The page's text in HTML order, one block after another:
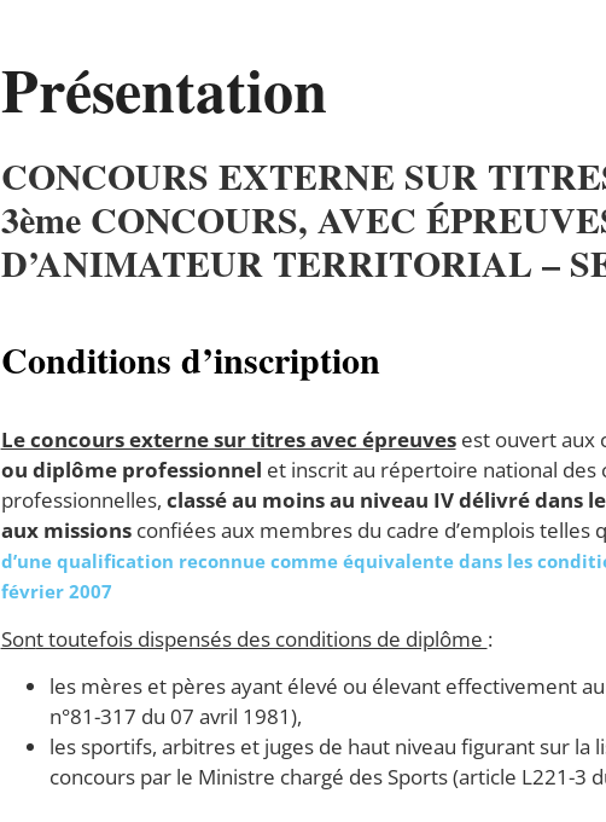
Présentation
CONCOURS EXTERNE SUR
3ème CONCOURS, AVEC
D’ANIMATEUR TERRITORIAL –
Conditions d’inscription
Le concours externe sur titres avec épreuvesest ouvert aux
ou diplôme professionnel et inscrit au répertoire national des
professionnelles, classé au moins au niveau IV délivré dans
aux missions confiées aux membres du cadre d’emplois telles
d’une qualification reconnue comme équivalente dans les
février 2007
Sont toutefois dispensés des conditions de diplôme :
les mères et pères ayant élevé ou élevant effectivement
n°81-317 du 07 avril 1981),
les sportifs, arbitres et juges de haut niveau figurant sur la
concours par le Ministre chargé des Sports (article L221-3